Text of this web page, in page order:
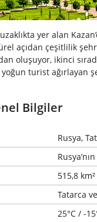
uzaklıkta yer alan
açıdan çeşitlilik
oluşuyor, ikinci
turist ağırlayan
Bilgiler
Rusya,
515,8 km²
Tatarca
25°C / -